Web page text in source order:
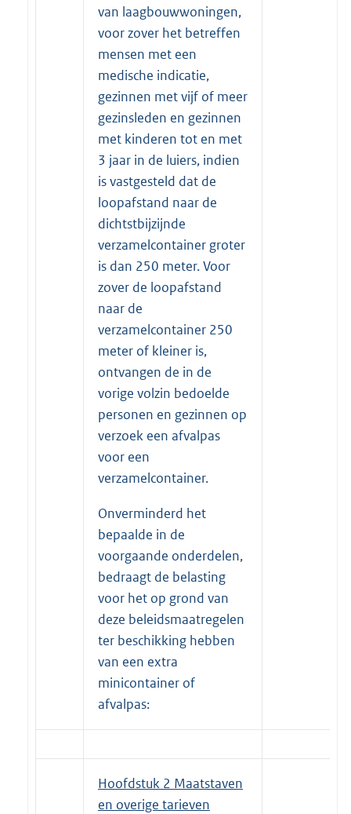
van laagbouwwoningen,
voor zover het betreffen
mensen met een
medische indicatie,
gezinnen met vijf of meer
gezinsleden en gezinnen
met kinderen tot en met
3 jaar in de luiers, indien
is vastgesteld dat de
loopafstand naar de
dichtstbijzijnde
verzamelcontainer groter
is dan 250 meter. Voor
zover de loopafstand
naar de
verzamelcontainer 250
meter of kleiner is,
ontvangen de in de
vorige volzin bedoelde
personen en gezinnen op
verzoek een afvalpas
voor een
verzamelcontainer.
Onverminderd het
bepaalde in de
voorgaande onderdelen,
bedraagt de belasting
voor het op grond van
deze beleidsmaatregelen
ter beschikking hebben
van een extra
minicontainer of
afvalpas:
Hoofdstuk 2 Maatstaven
en overige tarieven